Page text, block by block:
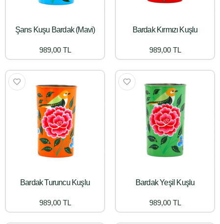
Şans Kuşu Bardak (Mavi)
989,00 TL
Bardak Kırmızı Kuşlu
989,00 TL
Bardak Turuncu Kuşlu
989,00 TL
Bardak Yeşil Kuşlu
989,00 TL